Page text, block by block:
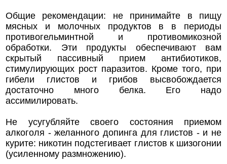
Общие рекомендации: не принимайте в пищу
мясных и молочных продуктов в в периоды
противогельминтной и противомикозной
обработки. Эти продукты обеспечивают вам
скрытый пассивный прием антибиотиков,
стимулирующих рост паразитов. Кроме того, при
гибели глистов и грибов высвобождается
достаточно много белка. Его надо
ассимилировать.
Не усугубляйте своего состояния приемом
алкоголя - желанного допинга для глистов - и не
курите: никотин подстегивает глистов к шизогонии
(усиленному размножению).